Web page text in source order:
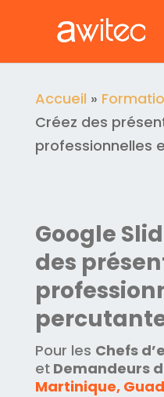
Accueil »
Créez des
professionnelles
Google
des
Pour les Chefs
etDemandeurs
Martinique,